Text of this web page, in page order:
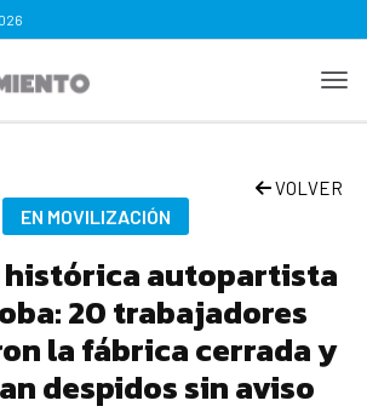
VOLVER
EN MOVILIZACIÓN
histórica autopartista
20 trabajadores
la fábrica cerrada y
despidos sin aviso